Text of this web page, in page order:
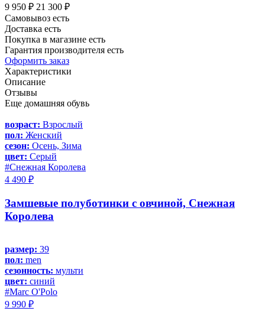
9 950 ₽ 21 300 ₽
Самовывоз есть
Доставка есть
Покупка в магазине есть
Гарантия производителя есть
Оформить заказ
Характеристики
Описание
Отзывы
Еще домашняя обувь
возраст: Взрослый
пол: Женский
сезон: Осень, Зима
цвет: Серый
#Снежная Королева
4 490 ₽
Замшевые полуботинки с овчиной, Снежная
Королева
размер: 39
пол: men
сезонность: мульти
цвет: синий
#Marc O'Polo
9 990 ₽